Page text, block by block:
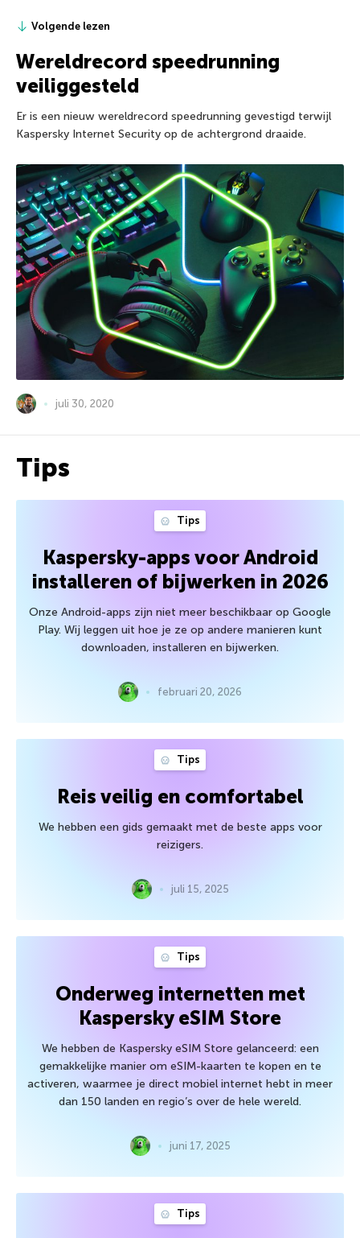
Volgende lezen
Wereldrecord speedrunning
veiliggesteld
Er is een nieuw wereldrecord speedrunning gevestigd terwijl
Kaspersky Internet Security op de achtergrond draaide.
juli 30, 2020
Tips
Tips
Kaspersky-apps voor Android
installeren of bijwerken in 2026
Onze Android-apps zijn niet meer beschikbaar op Google
Play. Wij leggen uit hoe je ze op andere manieren kunt
downloaden, installeren en bijwerken.
februari 20, 2026
Tips
Reis veilig en comfortabel
We hebben een gids gemaakt met de beste apps voor
reizigers.
juli 15, 2025
Tips
Onderweg internetten met
Kaspersky eSIM Store
We hebben de Kaspersky eSIM Store gelanceerd: een
gemakkelijke manier om eSIM-kaarten te kopen en te
activeren, waarmee je direct mobiel internet hebt in meer
dan 150 landen en regio’s over de hele wereld.
juni 17, 2025
Tips